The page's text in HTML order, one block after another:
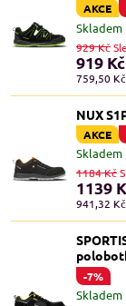
AKCE
Skladem
919 Kč
759,50 Kč
929 Kč
NUX
AKCE
Skladem
1139
941,32 Kč
1184 Kč
-7%
Skladem